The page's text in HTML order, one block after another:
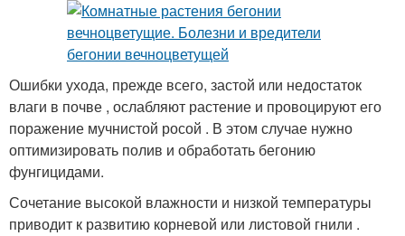
Ошибки ухода, прежде всего, застой или недостаток
влаги в почве , ослабляют растение и провоцируют его
поражение мучнистой росой . В этом случае нужно
оптимизировать полив и обработать бегонию
фунгицидами.
Сочетание высокой влажности и низкой температуры
приводит к развитию корневой или листовой гнили .